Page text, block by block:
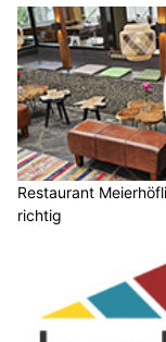
Restaurant
richtig